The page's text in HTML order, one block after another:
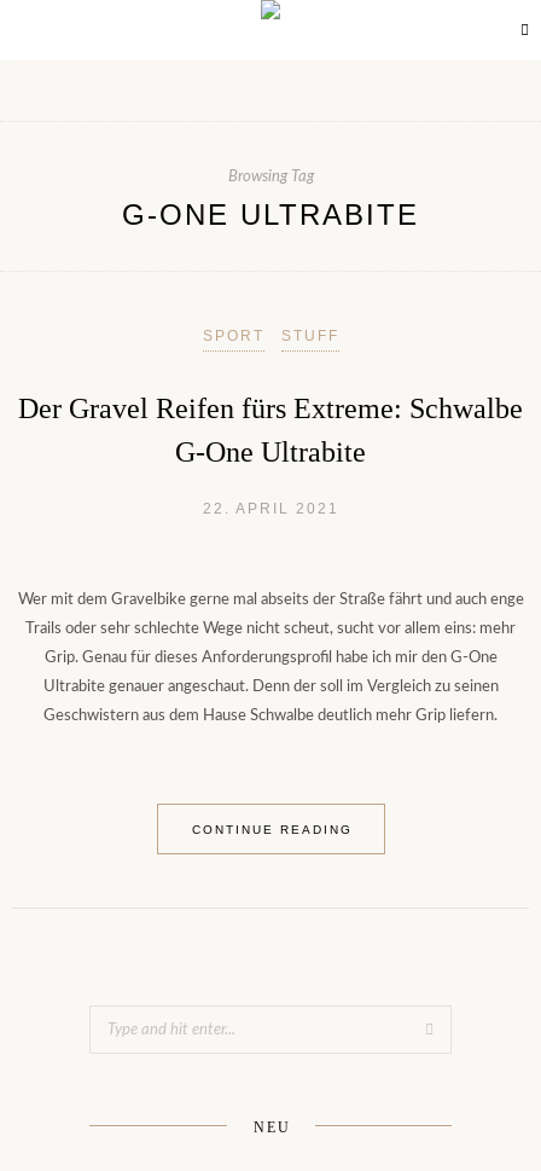
Browsing Tag
G-ONE ULTRABITE
SPORT STUFF
Der Gravel Reifen fürs Extreme: Schwalbe
G-One Ultrabite
22. APRIL 2021
Wer mit dem Gravelbike gerne mal abseits der Straße fährt und auch enge
Trails oder sehr schlechte Wege nicht scheut, sucht vor allem eins: mehr
Grip. Genau für dieses Anforderungsprofil habe ich mir den G-One
Ultrabite genauer angeschaut. Denn der soll im Vergleich zu seinen
Geschwistern aus dem Hause Schwalbe deutlich mehr Grip liefern.
CONTINUE READING
NEU